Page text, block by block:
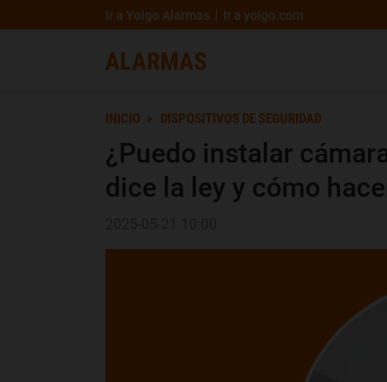
Ir a Yoigo Alarmas Ir a yoigo.com
INICIO DISPOSITIVOS DE SEGURIDAD
¿Puedo instalar
dice la ley y cómo